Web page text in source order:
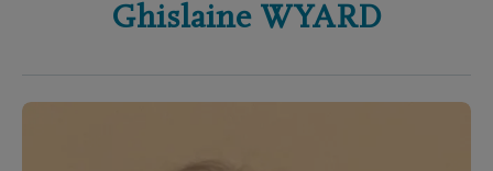
Ghislaine WYARD